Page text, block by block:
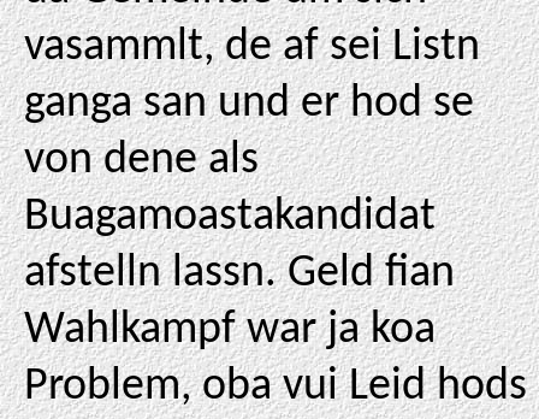
vasammlt, de af sei Listn
ganga san und er hod se
von dene als
Buagamoastakandidat
afstelln lassn. Geld fian
Wahlkampf war ja koa
Problem, oba vui Leid hods